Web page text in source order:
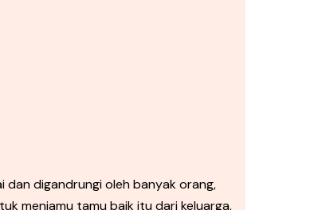
dan digandrungi oleh banyak orang,
menjamu tamu baik itu dari keluarga,